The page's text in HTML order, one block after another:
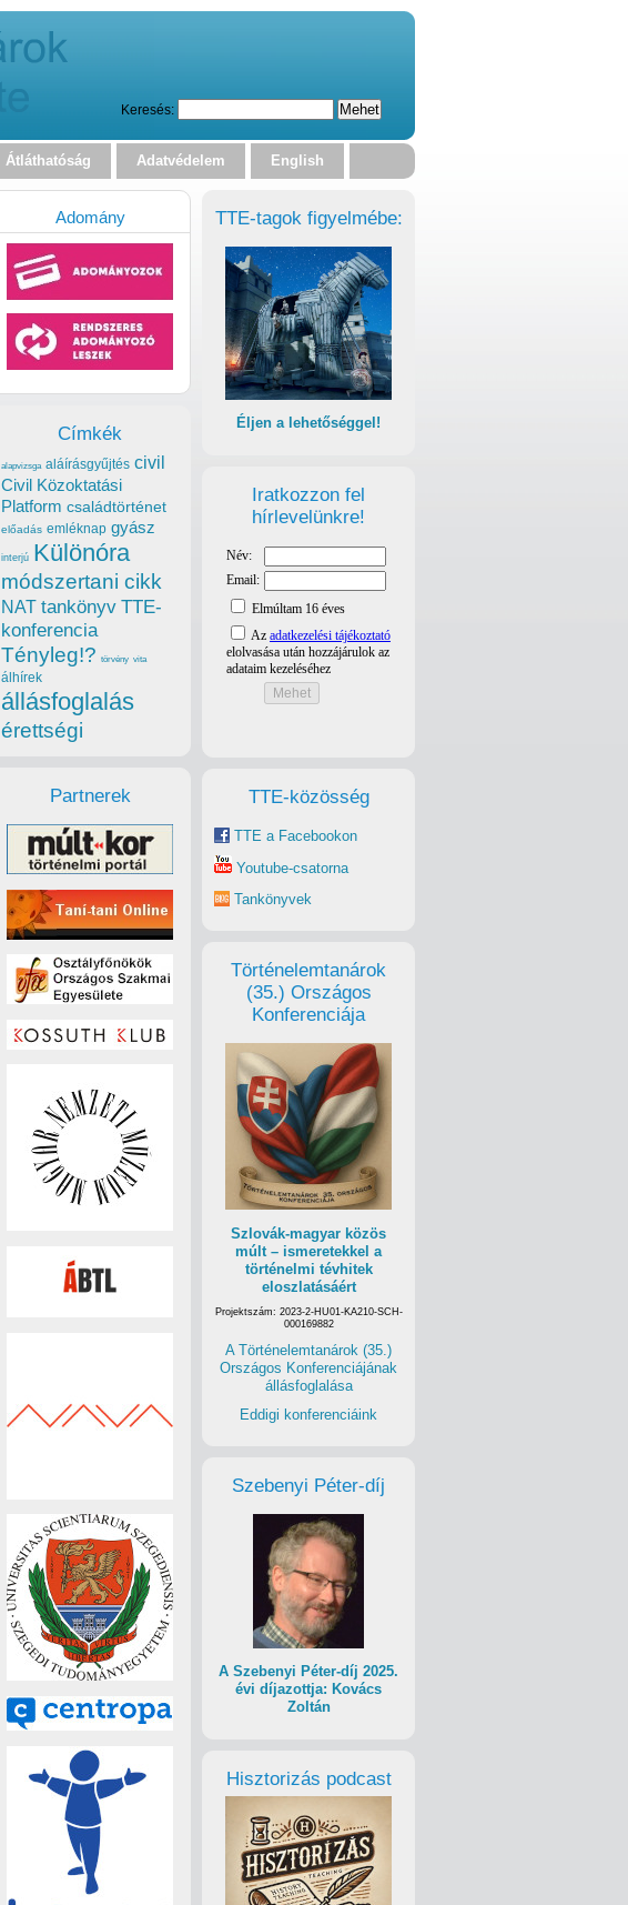
Keresés:
Átláthatóság Adatvédelem English
TTE-tagok figyelmébe:
Éljen a lehetőséggel!
Iratkozzon fel
hírlevelünkre!
TTE-közösség
TTE a Facebookon
Youtube-csatorna
Tankönyvek
Történelemtanárok
(35.) Országos
Konferenciája
Szlovák-magyar közös
múlt – ismeretekkel a
történelmi tévhitek
eloszlatásáért
Projektszám: 2023-2-HU01-KA210-SCH-
000169882
A Történelemtanárok (35.)
Országos Konferenciájának
állásfoglalása
Eddigi konferenciáink
Szebenyi Péter-díj
A Szebenyi Péter-díj 2025.
évi díjazottja: Kovács
Zoltán
Hisztorizás podcast
Adomány
Címkék
alapvizsga aláírásgyűjtés civil
Civil Közoktatási
Platform családtörténet
előadás emléknap gyász
interjú Különóra
módszertani cikk
NAT tankönyv TTE-
konferencia
Tényleg!? törvény vita
álhírek
állásfoglalás
érettségi
Partnerek